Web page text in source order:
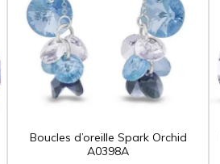
Boucles d’oreille Spark Orchid
A0398A